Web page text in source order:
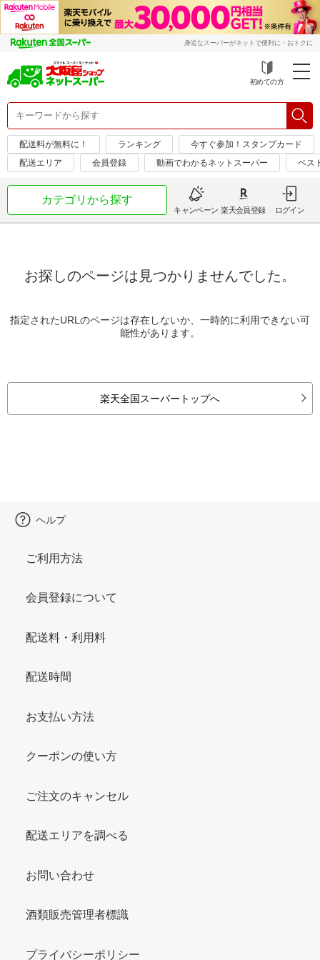
身近なスーパーがネットで便利に・おトクに
初めての方
配送料が無料に！ ランキング
今すぐ参加！スタンプカード
配送エリア
会員登録 動画でわかるネットスーパー ベス
カテゴリから探す
キャンペーン 楽天会員登録 ログイン
お探しのページは見つかりませんでした。
指定されたURLのページは存在しないか、一時的に利用できない可
能性があります。
楽天全国スーパートップへ
ヘルプ
ご利用方法
会員登録について
配送料・利用料
配送時間
お支払い方法
クーポンの使い方
ご注文のキャンセル
配送エリアを調べる
お問い合わせ
酒類販売管理者標識
プライバシーポリシー